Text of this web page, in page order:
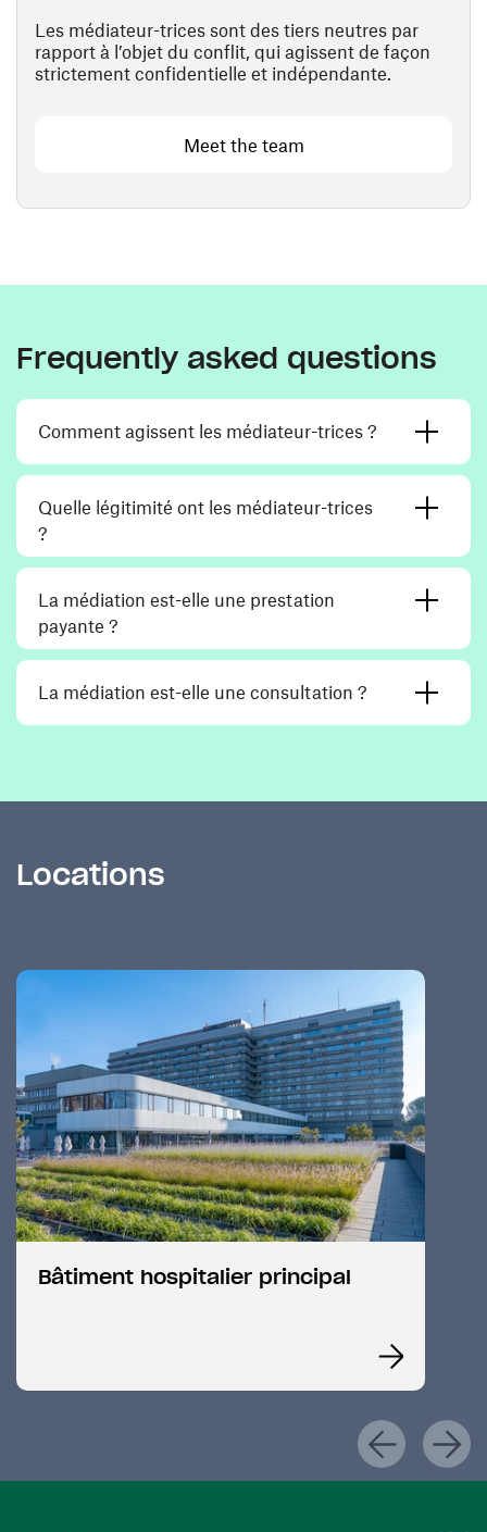
Les médiateur-trices sont des tiers neutres par
rapport à l’objet du conflit, qui agissent de façon
strictement confidentielle et indépendante.
Meet the team
Frequently asked questions
Comment agissent les médiateur-trices ?
Quelle légitimité ont les médiateur-trices
?
La médiation est-elle une prestation
payante ?
La médiation est-elle une consultation ?
Locations
Bâtiment hospitalier principal